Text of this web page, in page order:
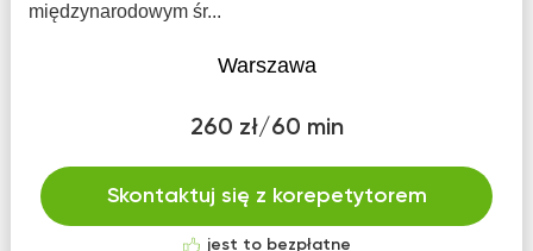
międzynarodowym śr...
Warszawa
260 zł/60 min
Skontaktuj się z korepetytorem
jest to bezpłatne